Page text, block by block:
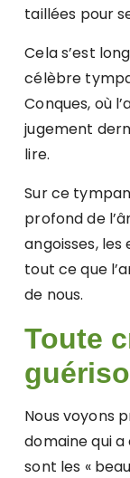
taillées pour
Cela s’est
célèbre
Conques, où
jugement
lire.
Sur ce
profond de
angoisses, les
tout ce que
de nous.
Toute
Nous voyons
domaine qui
sont les «